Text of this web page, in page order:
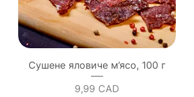
Сушене яловиче м’ясо, 100 г
Ціна
9,99 CAD